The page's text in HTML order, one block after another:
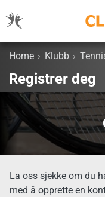
Home › Klubb ›
Registrer deg
La oss sjekke om du
med å opprette en